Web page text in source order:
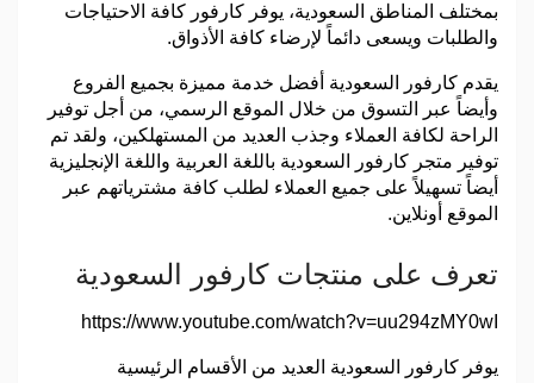
بمختلف المناطق السعودية، يوفر كارفور كافة الاحتياجات
والطلبات ويسعى دائماً لإرضاء كافة الأذواق.
يقدم كارفور السعودية أفضل خدمة مميزة بجميع الفروع
وأيضاً عبر التسوق من خلال الموقع الرسمي، من أجل توفير
الراحة لكافة العملاء وجذب العديد من المستهلكين، ولقد تم
توفير متجر كارفور السعودية باللغة العربية واللغة الإنجليزية
أيضاً تسهيلاً على جميع العملاء لطلب كافة مشترياتهم عبر
الموقع أونلاين.
تعرف على منتجات كارفور السعودية
https://www.youtube.com/watch?v=uu294zMY0wI
يوفر كارفور السعودية العديد من الأقسام الرئيسية